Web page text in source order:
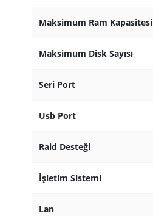
Maksimum Ram Kapasitesi
Maksimum Disk Sayısı
Seri Port
Usb Port
Raid Desteği
İşletim Sistemi
Lan